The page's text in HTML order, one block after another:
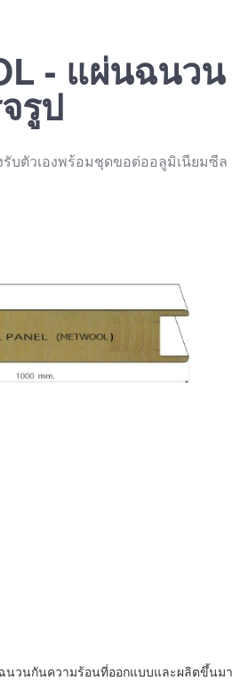
- แผ่นฉนวน
รูป
บตัวเองพร้อมชุดขอต่ออลูมิเนียมซีล
ฉนวนกันความร้อนที่ออกแบบและผลิตขึ้นมา